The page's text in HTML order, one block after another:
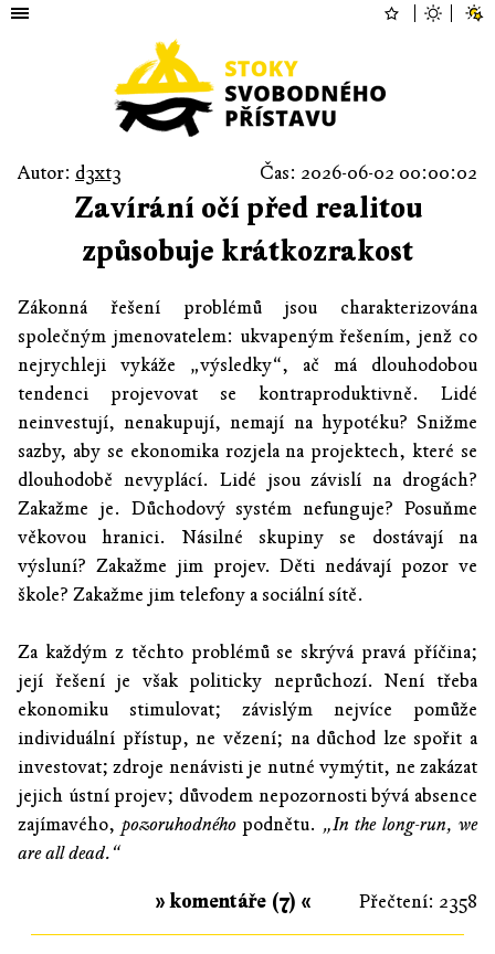
Autor: d3xt3 Čas: 2026-06-02 00:00:02
Zavírání očí před realitou
způsobuje krátkozrakost
Zákonná řešení problémů jsou charakterizována
společným jmenovatelem: ukvapeným řešením, jenž co
nejrychleji vykáže „výsledky“, ač má dlouhodobou
tendenci projevovat se kontraproduktivně. Lidé
neinvestují, nenakupují, nemají na hypotéku? Snižme
sazby, aby se ekonomika rozjela na projektech, které se
dlouhodobě nevyplácí. Lidé jsou závislí na drogách?
Zakažme je. Důchodový systém nefunguje? Posuňme
věkovou hranici. Násilné skupiny se dostávají na
výsluní? Zakažme jim projev. Děti nedávají pozor ve
škole? Zakažme jim telefony a sociální sítě.
Za každým z těchto problémů se skrývá pravá příčina;
její řešení je však politicky neprůchozí. Není třeba
ekonomiku stimulovat; závislým nejvíce pomůže
individuální přístup, ne vězení; na důchod lze spořit a
investovat; zdroje nenávisti je nutné vymýtit, ne zakázat
jejich ústní projev; důvodem nepozornosti bývá absence
zajímavého, pozoruhodnéhopodnětu. „In the long-run, we
are all dead.“
Přečtení: 2358
» komentáře (7) «